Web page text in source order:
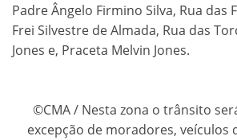
Padre Ângelo Firmino Silva, Rua das
Frei Silvestre de Almada, Rua das
Jones e, Praceta Melvin Jones.
©CMA / Nesta zona o trânsito
excepção de moradores, veículos